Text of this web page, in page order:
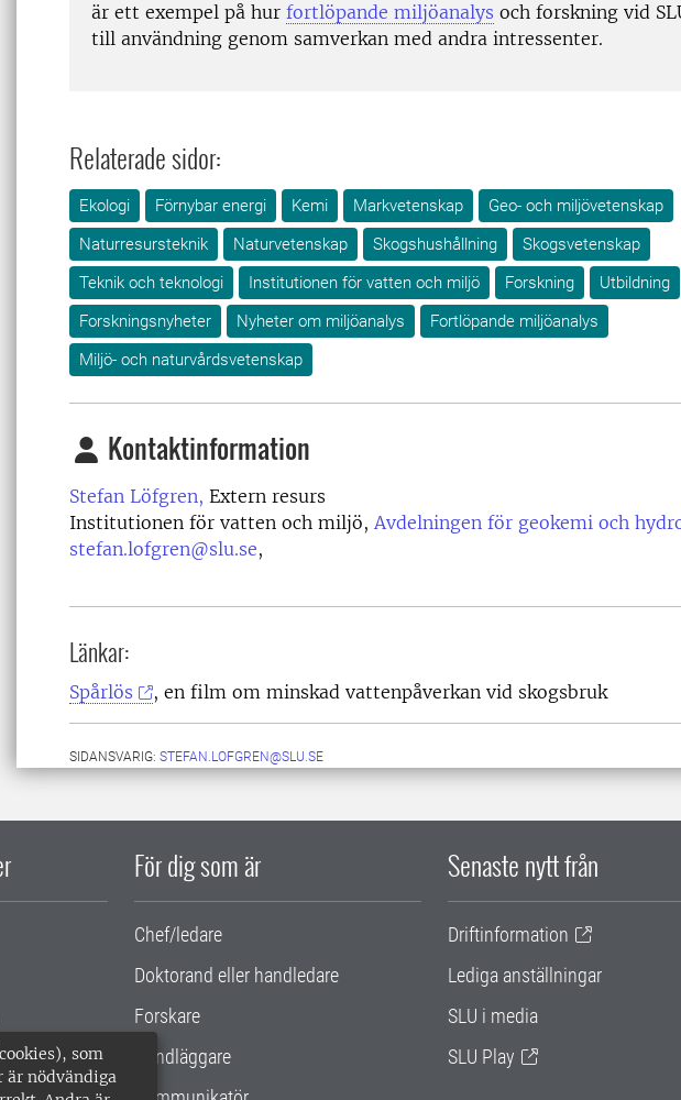
som
är nödvändiga
är ett exempel på hur fortlöpande miljöanalys och forskning vid
till användning genom samverkan med andra intressenter.
Relaterade sidor:
Ekologi Förnybar energi Kemi Markvetenskap
Geo- och miljövetenskap
Naturresursteknik
Naturvetenskap Skogshushållning
Skogsvetenskap
Teknik och teknologi
Institutionen för vatten och miljö Forskning
Utbildning
Forskningsnyheter
Nyheter om miljöanalys
Fortlöpande miljöanalys
Miljö- och naturvårdsvetenskap
Kontaktinformation
Stefan Löfgren, Extern resurs
Institutionen för vatten och miljö, Avdelningen för geokemi och
stefan.lofgren@slu.se,
Länkar:
Spårlös , en film om minskad vattenpåverkan vid skogsbruk
SIDANSVARIG: STEFAN.LOFGREN@SLU.SE
För dig som är
Chef/ledare
Doktorand eller handledare
Forskare
Handläggare
Senaste nytt från
Driftinformation
Lediga anställningar
SLU i media
SLU Play